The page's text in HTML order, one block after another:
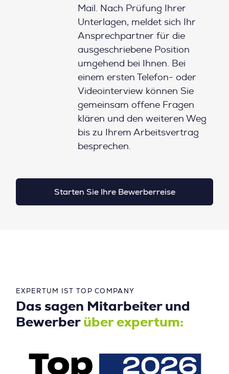
Mail. Nach Prüfung Ihrer
Unterlagen, meldet sich Ihr
Ansprechpartner für die
ausgeschriebene Position
umgehend bei Ihnen. Bei
einem ersten Telefon- oder
Videointerview können Sie
gemeinsam offene Fragen
klären und den weiteren Weg
bis zu Ihrem Arbeitsvertrag
besprechen.
Starten Sie Ihre Bewerberreise
EXPERTUM IST TOP COMPANY
Das sagen Mitarbeiter und
Bewerber über expertum: